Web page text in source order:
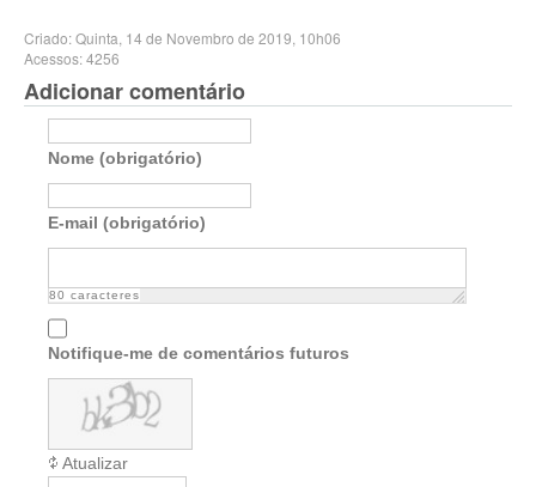
Criado: Quinta, 14 de Novembro de 2019, 10h06
Acessos: 4256
Adicionar comentário
Nome (obrigatório)
E-mail (obrigatório)
80 caracteres
Notifique-me de comentários futuros
Atualizar